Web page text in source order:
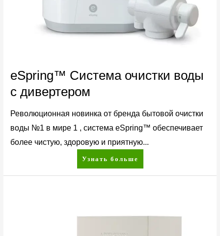
eSpring™ Система очистки воды
с дивертером
Революционная новинка от бренда бытовой очистки
воды №1 в мире 1 , система eSpring™ обеспечивает
более чистую, здоровую и приятную...
Узнать больше